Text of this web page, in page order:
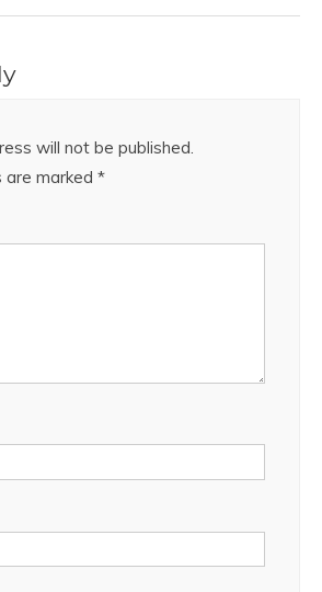
will not be published.
are marked *